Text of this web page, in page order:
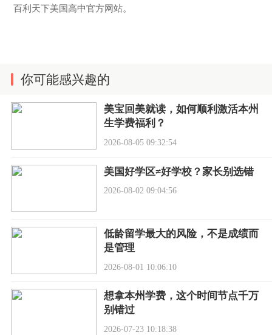
百利天下美国高中官方网站。
你可能感兴趣的
美宝回美就读，如何顺利激活本州
生学费福利？
2026-08-05 09:32:54
美国好学区≠好学校？家长别选错
2026-08-02 09:04:56
低龄留学最大的风险，不是成绩而
是管理
2026-08-01 10:06:10
想拿本州学费，这个时间节点千万
别错过
2026-07-23 10:18:38